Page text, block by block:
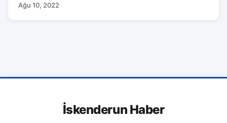
Ağu 10, 2022
İskenderun Haber